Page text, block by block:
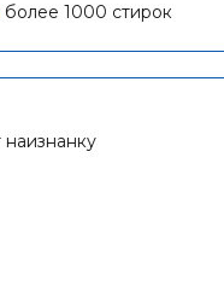
более 1000 стирок